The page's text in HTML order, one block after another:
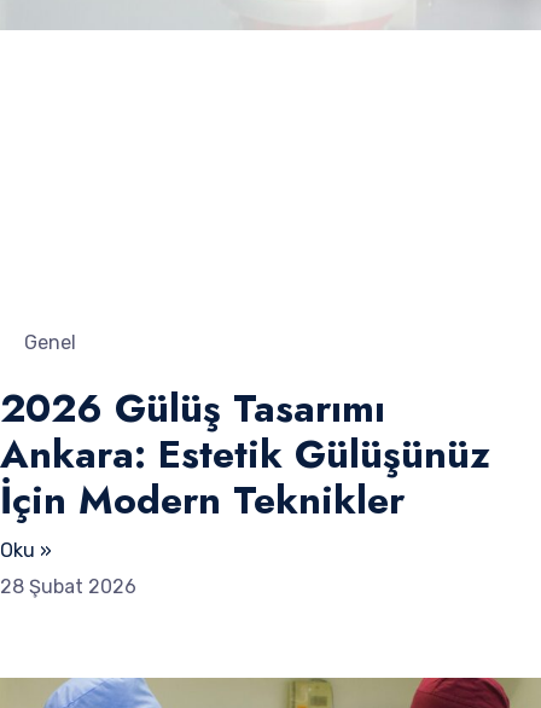
Genel
2026 Gülüş Tasarımı
Ankara: Estetik Gülüşünüz
İçin Modern Teknikler
Oku »
28 Şubat 2026